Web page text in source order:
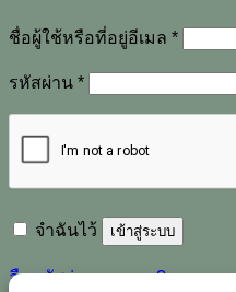
ชื่อผู้ใช้หรือที่อยู่อีเมล *ต้องการ
รหัสผ่าน *ต้องการ
จำฉันไว้ เข้าสู่ระบบ
ลืมรหัสผ่านของคุณ?